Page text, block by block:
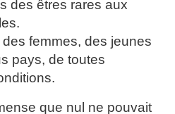
des êtres rares aux
femmes, des jeunes
pays, de toutes
que nul ne pouvait